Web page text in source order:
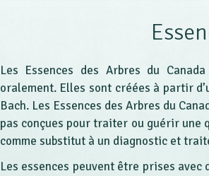
Les Essences des Arbres du
oralement. Elles sont créées à partir
Bach. Les Essences des Arbres du
pas conçues pour traiter ou guérir une
comme substitut à un diagnostic et
Les essences peuvent être prises